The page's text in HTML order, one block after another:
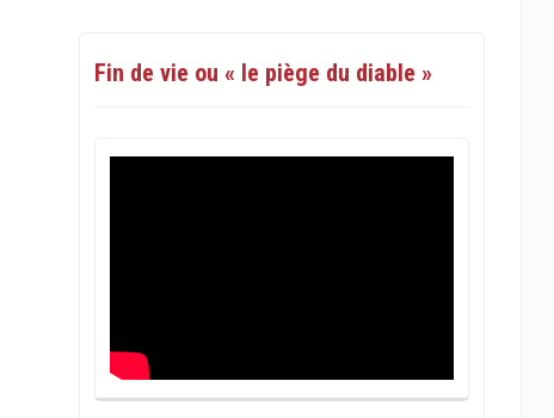
Fin de vie ou « le piège du diable »